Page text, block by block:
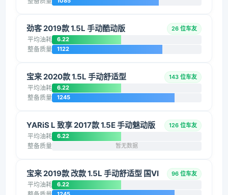
劲客 2019款 1.5L 手动酷动版 26 位车友
平均油耗 6.22
整备质量 1122
宝来 2020款 1.5L 手动舒适型 143 位车友
平均油耗 6.22
整备质量 1245
YARiS L 致享 2017款 1.5E 手动魅动版 126 位车友
平均油耗 6.22
整备质量 暂无数据
宝来 2019款 改款 1.5L 手动舒适型 国VI 96 位车友
平均油耗 6.22